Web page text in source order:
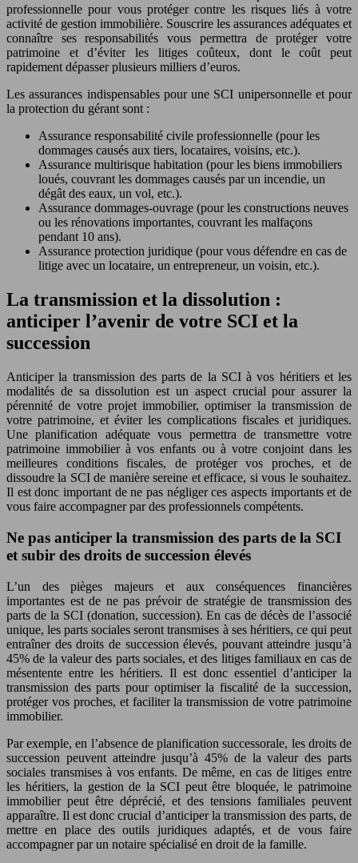
professionnelle pour vous protéger contre les risques liés à votre
activité de gestion immobilière. Souscrire les assurances adéquates et
connaître ses responsabilités vous permettra de protéger votre
patrimoine et d’éviter les litiges coûteux, dont le coût peut
rapidement dépasser plusieurs milliers d’euros.
Les assurances indispensables pour une SCI unipersonnelle et pour
la protection du gérant sont :
Assurance responsabilité civile professionnelle (pour les
dommages causés aux tiers, locataires, voisins, etc.).
Assurance multirisque habitation (pour les biens immobiliers
loués, couvrant les dommages causés par un incendie, un
dégât des eaux, un vol, etc.).
Assurance dommages-ouvrage (pour les constructions neuves
ou les rénovations importantes, couvrant les malfaçons
pendant 10 ans).
Assurance protection juridique (pour vous défendre en cas de
litige avec un locataire, un entrepreneur, un voisin, etc.).
La transmission et la dissolution :
anticiper l’avenir de votre SCI et la
succession
Anticiper la transmission des parts de la SCI à vos héritiers et les
modalités de sa dissolution est un aspect crucial pour assurer la
pérennité de votre projet immobilier, optimiser la transmission de
votre patrimoine, et éviter les complications fiscales et juridiques.
Une planification adéquate vous permettra de transmettre votre
patrimoine immobilier à vos enfants ou à votre conjoint dans les
meilleures conditions fiscales, de protéger vos proches, et de
dissoudre la SCI de manière sereine et efficace, si vous le souhaitez.
Il est donc important de ne pas négliger ces aspects importants et de
vous faire accompagner par des professionnels compétents.
Ne pas anticiper la transmission des parts de la SCI
et subir des droits de succession élevés
L’un des pièges majeurs et aux conséquences financières
importantes est de ne pas prévoir de stratégie de transmission des
parts de la SCI (donation, succession). En cas de décès de l’associé
unique, les parts sociales seront transmises à ses héritiers, ce qui peut
entraîner des droits de succession élevés, pouvant atteindre jusqu’à
45% de la valeur des parts sociales, et des litiges familiaux en cas de
mésentente entre les héritiers. Il est donc essentiel d’anticiper la
transmission des parts pour optimiser la fiscalité de la succession,
protéger vos proches, et faciliter la transmission de votre patrimoine
immobilier.
Par exemple, en l’absence de planification successorale, les droits de
succession peuvent atteindre jusqu’à 45% de la valeur des parts
sociales transmises à vos enfants. De même, en cas de litiges entre
les héritiers, la gestion de la SCI peut être bloquée, le patrimoine
immobilier peut être déprécié, et des tensions familiales peuvent
apparaître. Il est donc crucial d’anticiper la transmission des parts, de
mettre en place des outils juridiques adaptés, et de vous faire
accompagner par un notaire spécialisé en droit de la famille.